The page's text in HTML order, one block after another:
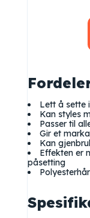
Lett å sette
Kan styles
Passer til
Gir et
Kan
Effekten er
påsetting